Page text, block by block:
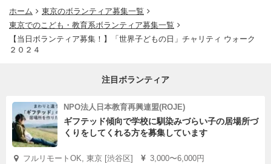
ホーム
東京のボランティア募集一覧
東京でのこども・教育系ボランティア募集一覧
【当日ボランティア募集！】「世界子どもの日」チャリティ ウォーク
２０２４
注目ボランティア
NPO法人日本教育再興連盟(ROJE)
ギフテッド傾向で学校に馴染みづらい子の居場所づ
くりをしてくれる方を募集しています
フルリモートOK, 東京 [渋谷区]
3,000〜6,000円